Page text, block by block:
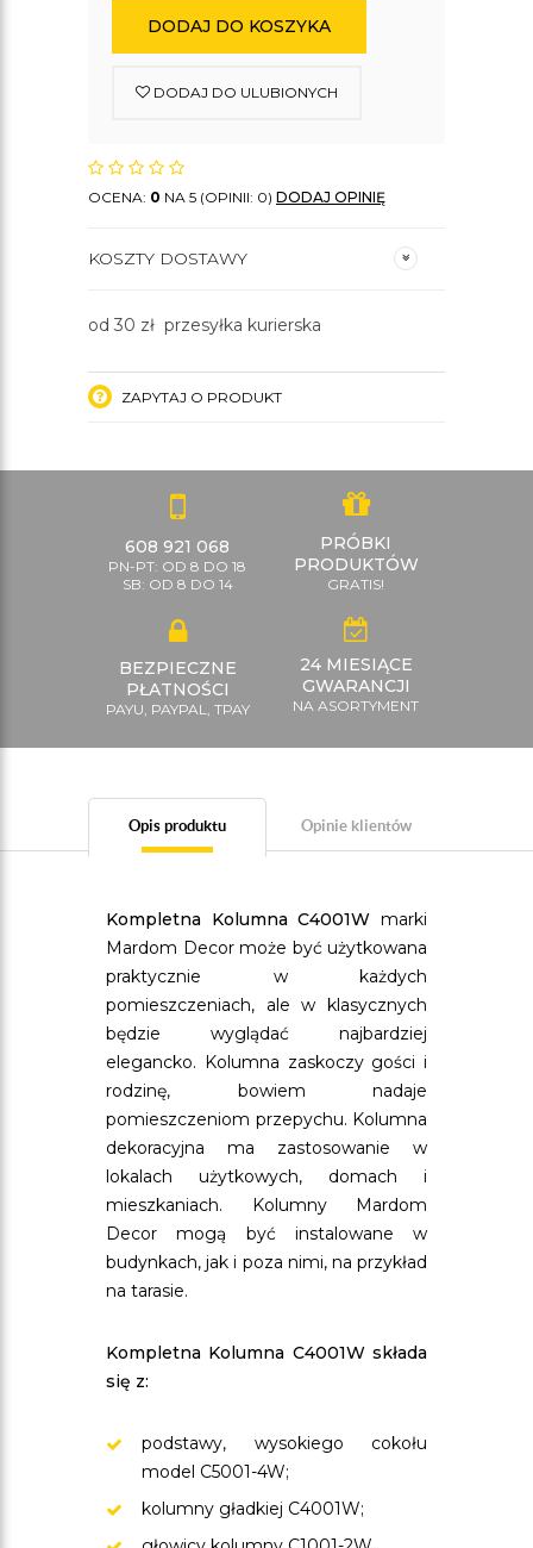
DODAJ DO KOSZYKA
DODAJ DO ULUBIONYCH
OCENA: 0 NA 5 (OPINII: 0) DODAJ OPINIĘ
KOSZTY DOSTAWY
od 30 zł przesyłka kurierska
ZAPYTAJ O PRODUKT
608 921 068
PN-PT: OD 8 DO 18
SB: OD 8 DO 14
PRÓBKI
PRODUKTÓW
GRATIS!
BEZPIECZNE
PŁATNOŚCI
PAYU, PAYPAL, TPAY
24 MIESIĄCE
GWARANCJI
NA ASORTYMENT
Opis produktu Opinie klientów
Kompletna Kolumna C4001W marki
Mardom Decor może być użytkowana
praktycznie w każdych
pomieszczeniach, ale w klasycznych
będzie wyglądać najbardziej
elegancko. Kolumna zaskoczy gości i
rodzinę, bowiem nadaje
pomieszczeniom przepychu. Kolumna
dekoracyjna ma zastosowanie w
lokalach użytkowych, domach i
mieszkaniach. Kolumny Mardom
Decor mogą być instalowane w
budynkach, jak i poza nimi, na przykład
na tarasie.
Kompletna Kolumna C4001W składa
się z:
podstawy, wysokiego cokołu
model C5001-4W;
kolumny gładkiej C4001W;